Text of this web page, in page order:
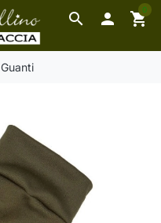
search  shopping_cart
0
Guanti